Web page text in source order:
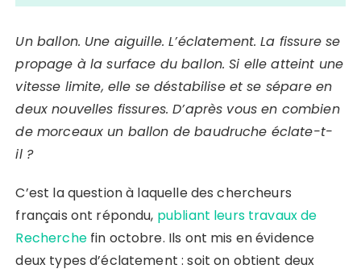
Un ballon. Une aiguille. L’éclatement. La fissure se
propage à la surface du ballon. Si elle atteint une
vitesse limite, elle se déstabilise et se sépare en
deux nouvelles fissures.D’après vous en combien
de morceaux un ballon de baudruche éclate-t-
il ?
C’est la question à laquelle des chercheurs
français ont répondu, publiant leurs travaux de
Recherchefin octobre. Ils ont mis en évidence
deux types d’éclatement : soit on obtient deux